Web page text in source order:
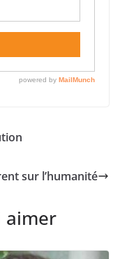
sur l’humanité
aimer